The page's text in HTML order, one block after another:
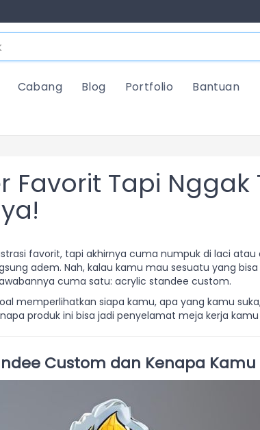
Cabang Blog Portfolio
Bantuan
Favorit Tapi Nggak
favorit, tapi akhirnya cuma numpuk di laci
adem. Nah, kalau kamu mau sesuatu yang
cuma satu: acrylic standee custom.
memperlihatkan siapa kamu, apa yang kamu
produk ini bisa jadi penyelamat meja kerja
Custom dan Kenapa Kamu